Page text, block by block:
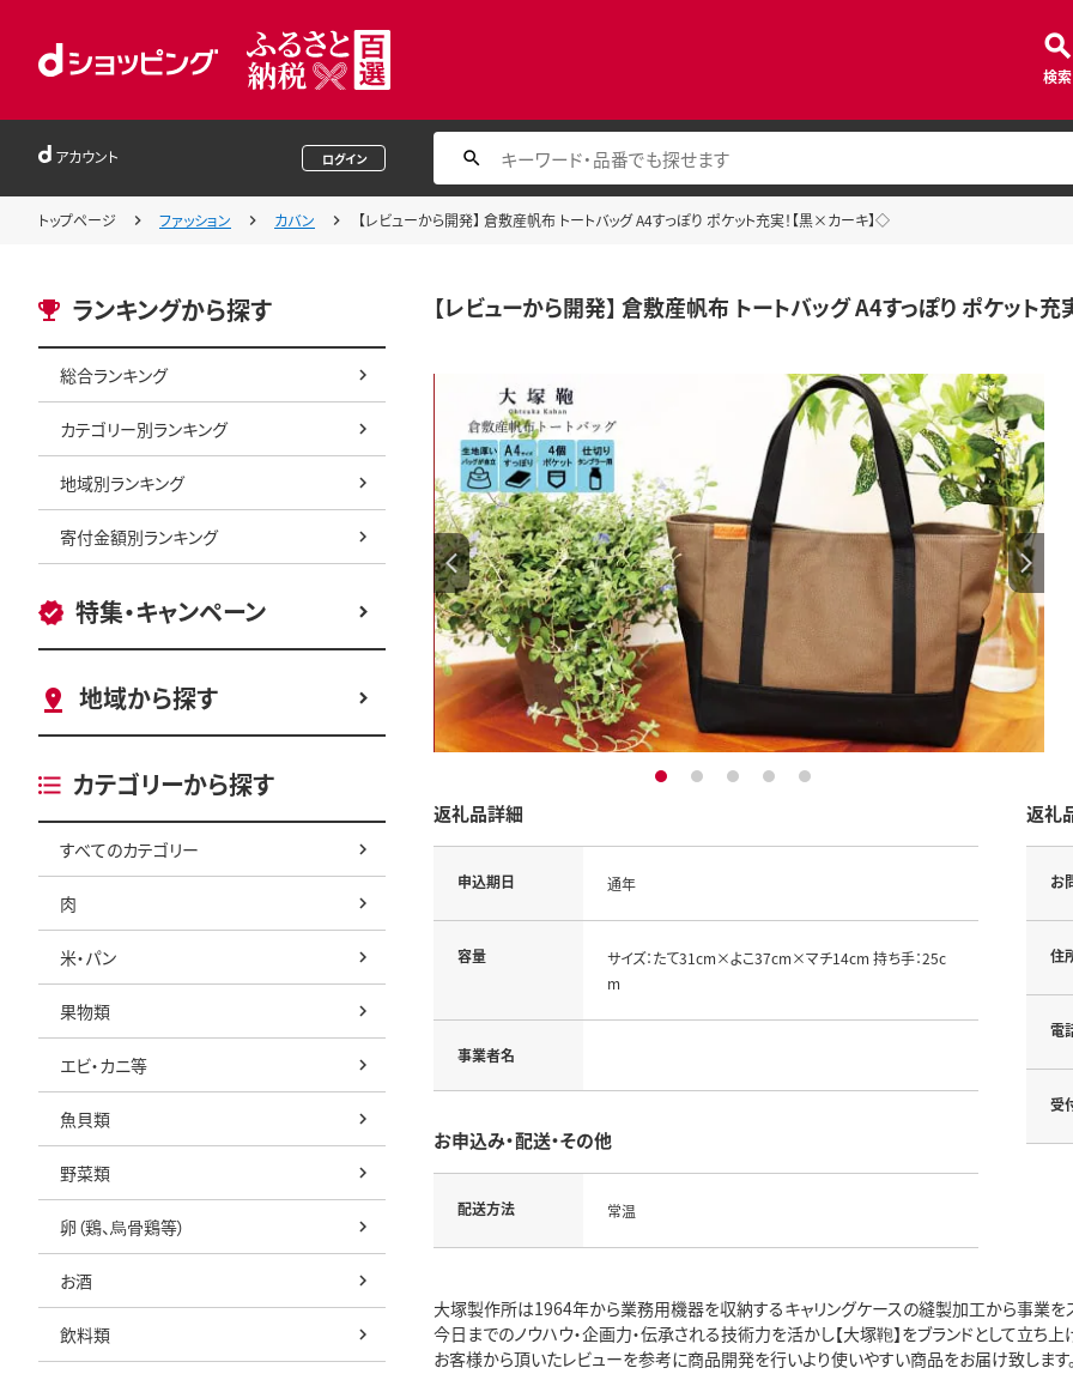
検索
アカウント ログイン
トップページ ファッション カバン 【レビューから開発】 倉敷産帆布 トートバッグ A4すっぽり ポケット充実！【黒×カーキ】◇
ランキングから探す
総合ランキング
カテゴリー別ランキング
地域別ランキング
寄付金額別ランキング
特集・キャンペーン
地域から探す
カテゴリーから探す
すべてのカテゴリー
肉
米・パン
果物類
エビ・カニ等
魚貝類
野菜類
卵（鶏、烏骨鶏等）
お酒
飲料類
【レビューから開発】 倉敷産帆布 トートバッグ A4すっぽり ポケット
1 2 3 4 5
返礼品詳細
申込期日 通年
容量
サイズ：たて31cm×よこ37cm×マチ14cm 持ち手：25c
m
事業者名
お申込み・配送・その他
配送方法 常温
返礼
お
住
電
受
大塚製作所は1964年から業務用機器を収納するキャリングケースの縫製加工から事業を
今日までのノウハウ・企画力・伝承される技術力を活かし【大塚鞄】をブランドとして立ち上
お客様から頂いたレビューを参考に商品開発を行いより使いやすい商品をお届け致します